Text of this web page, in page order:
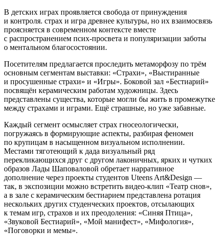
В детских играх проявляется свобода от принуждения
и контроля. страх и игра древнее культуры, но их взаимосвязь
проясняется в современном контексте вместе
с распространением псих-просвета и популяризации заботы
о ментальном благосостоянии.
Посетителям предлагается проследить метаморфозу по трём
основным сегментам выставки: «Страхи», «Выстиранные
и просушенные страхи» и «Игры». Боковой зал «Бестиарий»
посвящён керамическим работам художницы. Здесь
представлены существа, которые могли бы жить в промежутке
между страхами и играми. Ещё страшные, но уже забавные.
Каждый сегмент осмысляет страх гносеологически,
погружаясь в формирующие аспекты, разбирая феномен
по крупицам в насыщенном визуальном исполнении.
Местами тяготеющий к дада визуальный ряд
перекликающихся друг с другом лаконичных, ярких и чутких
образов Лады Шаповаловой обретает нарративное
дополнение через проекты студентов Uteens Art&Design —
так, в экспозиции можно встретить видео-клип «Театр снов»,
а в зале с керамическим бестиарием представлена ротация
нескольких других студенческих проектов, отсылающих
к темам игр, страхов и их преодоления: «Синяя Птица»,
«Звуковой Бестиарий», «Мой манифест», «Мифология»,
«Поговорки и мемы».